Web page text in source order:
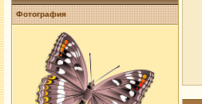
Фотография